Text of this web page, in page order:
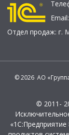
Email:
Отдел продаж: г.
© 2026 АО
© 2011-